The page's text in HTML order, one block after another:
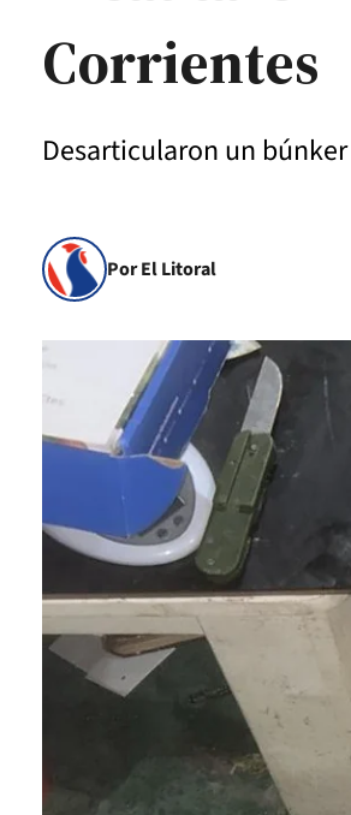
Corrientes
Desarticularon un
Por El Litoral